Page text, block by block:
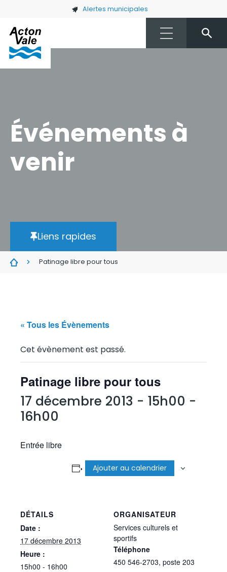
Skip to main content Alertes municipales
Événements à
venir
Liens rapides
Patinage libre pour tous
« Tous les Évènements
Cet évènement est passé.
Patinage libre pour tous
17 décembre 2013 - 15h00 -
16h00
Entrée libre
Ajouter au calendrier
DÉTAILS
Date :
17 décembre 2013
Heure :
15h00 - 16h00
ORGANISATEUR
Services culturels et
sportifs
Téléphone
450 546-2703, poste 203